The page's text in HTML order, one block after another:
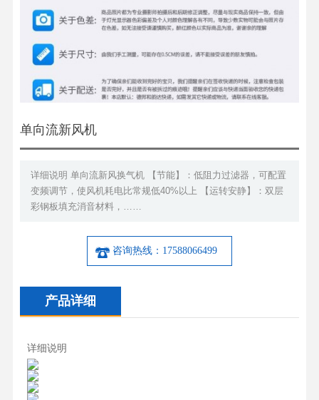
单向流新风机
详细说明 单向流新风换气机 【节能】：低阻力过滤器，可配置
变频调节，使风机耗电比常规低40%以上 【运转安静】：双层
彩钢板填充消音材料，……
咨询热线：17588066499
产品详细
详细说明